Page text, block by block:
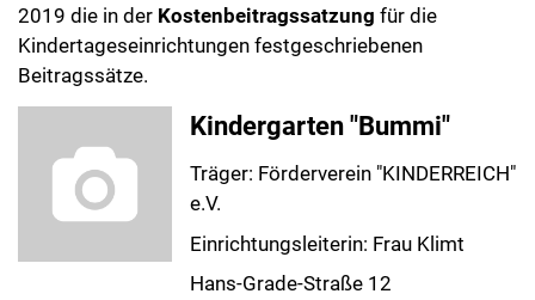
2019 die in der Kostenbeitragssatzung für die
Kindertageseinrichtungen festgeschriebenen
Beitragssätze.
Kindergarten "Bummi"
Träger: Förderverein "KINDERREICH"
e.V.
Einrichtungsleiterin: Frau Klimt
Hans-Grade-Straße 12